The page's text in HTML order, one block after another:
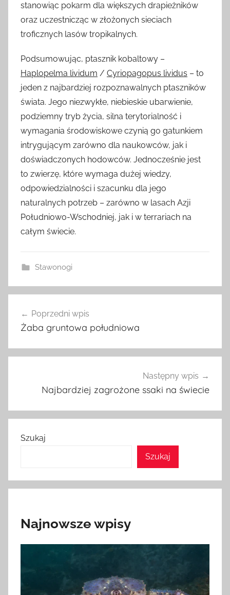
stanowiąc pokarm dla większych drapieżników
oraz uczestnicząc w złożonych sieciach
troficznych lasów tropikalnych.
Podsumowując, ptasznik kobaltowy –
Haplopelma lividum / Cyriopagopus lividus – to
jeden z najbardziej rozpoznawalnych ptaszników
świata. Jego niezwykłe, niebieskie ubarwienie,
podziemny tryb życia, silna terytorialność i
wymagania środowiskowe czynią go gatunkiem
intrygującym zarówno dla naukowców, jak i
doświadczonych hodowców. Jednocześnie jest
to zwierzę, które wymaga dużej wiedzy,
odpowiedzialności i szacunku dla jego
naturalnych potrzeb – zarówno w lasach Azji
Południowo-Wschodniej, jak i w terrariach na
całym świecie.
Stawonogi
wpisu
Poprzedni wpis
Żaba gruntowa południowa
Następny wpis
Najbardziej zagrożone ssaki na świecie
Szukaj
Szukaj
Najnowsze wpisy